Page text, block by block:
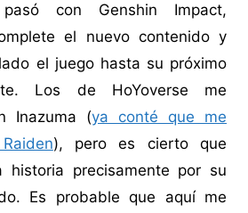
con Genshin Impact,
el nuevo contenido y
el juego hasta su próximo
Los de HoYoverse me
Inazuma (ya conté que me
), pero es cierto que
historia precisamente por su
Es probable que aquí me